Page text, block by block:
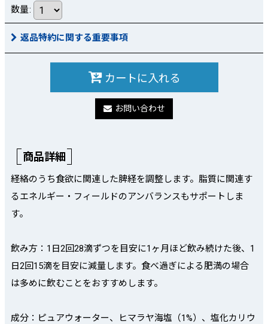
数量:
返品特約に関する重要事項
カートに入れる
お問い合わせ
商品詳細
経絡のうち食欲に関連した脾経を調整します。脂質に関連す
るエネルギー・フィールドのアンバランスもサポートしま
す。
飲み方：1日2回28滴ずつを目安に1ヶ月ほど飲み続けた後、1
日2回15滴を目安に減量します。食べ過ぎによる肥満の場合
は多めに飲むことをおすすめします。
成分：ピュアウォーター、ヒマラヤ海塩（1%）、塩化カリウ